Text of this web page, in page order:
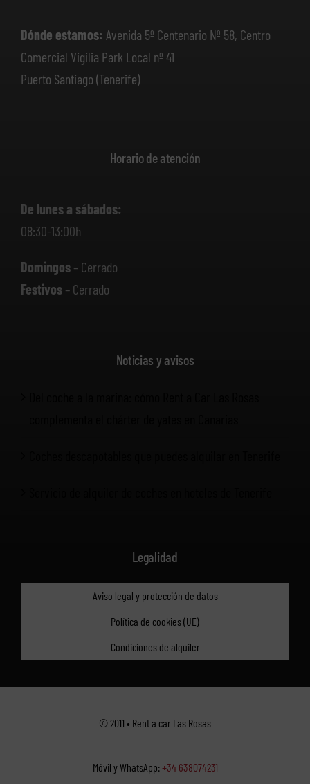
Dónde estamos: Avenida 5º Centenario Nº 58, Centro
Comercial Vigilia Park Local nº 41
Puerto Santiago (Tenerife)
Horario de atención
De lunes a sábados:
08:30-13:00h
Domingos– Cerrado
Festivos– Cerrado
Noticias y avisos
Legalidad
Aviso legal y protección de datos
Política de cookies (UE)
Condiciones de alquiler
© 2011 • Rent a car Las Rosas
Móvil y WhatsApp:+34 638074231